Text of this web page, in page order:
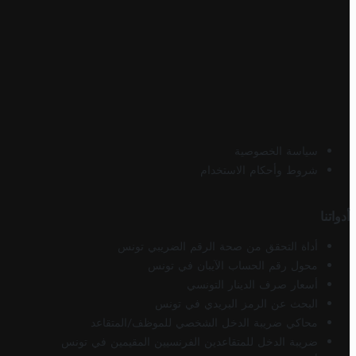
سياسة الخصوصية
شروط وأحكام الاستخدام
أدواتنا
أداة التحقق من صحة الرقم الضريبي تونس
محول رقم الحساب الآيبان في تونس
أسعار صرف الدينار التونسي
البحث عن الرمز البريدي في تونس
محاكي ضريبة الدخل الشخصي للموظف/المتقاعد
ضريبة الدخل للمتقاعدين الفرنسيين المقيمين في تونس